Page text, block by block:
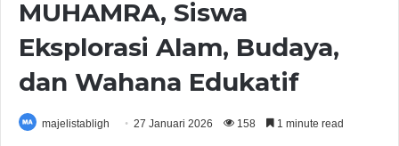
MUHAMRA, Siswa
Eksplorasi Alam, Budaya,
dan Wahana Edukatif
majelistabligh 27 Januari 2026 158 1 minute read